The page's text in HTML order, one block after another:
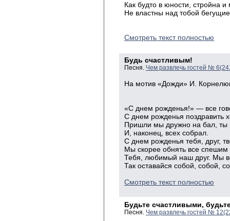
Как будто в юности, стройна
Не властны над тобой
Смотреть текст полностью
Будь счастливым!
Песня. Чем развлечь гостей №
На мотив «Дожди» И.
«С днем рожденья!» — все
С днем рожденья поздравить
Пришли мы дружно на бал, ты
И, наконец, всех собрал.
С днем рожденья тебя, друг,
Мы скорее обнять все спешим
Тебя, любимый наш друг. Мы
Так оставайся собой, собой,
Смотреть текст полностью
Будьте счастливыми,
Песня. Чем развлечь гостей №